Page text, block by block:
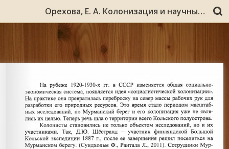
Орехова, Е. А. Колонизация и научные исследования Мурманского берега / Е. А. Орехова // Всероссийская конференция молодых ученых «Российская наука и освоение Евро-Арктического Севера: история, перспективы» / М-во образования и науки Рос. Федерации, Мурм. гос. гуманитар. ун-т. – Мурманск, 2012. – С. 41-44.